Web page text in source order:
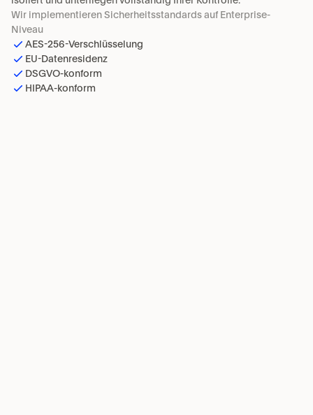
Wir implementieren Sicherheitsstandards auf Enterprise-
Niveau
AES-256-Verschlüsselung
EU-Datenresidenz
DSGVO-konform
HIPAA-konform